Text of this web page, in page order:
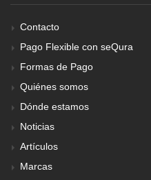
Contacto
Pago Flexible con seQura
Formas de Pago
Quiénes somos
Dónde estamos
Noticias
Artículos
Marcas